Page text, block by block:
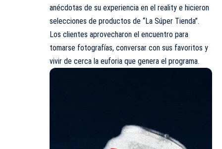
anécdotas de su experiencia en el reality e hicieron
selecciones de productos de “La Súper Tienda”.
Los clientes aprovecharon el encuentro para
tomarse fotografías, conversar con sus favoritos y
vivir de cerca la euforia que genera el programa.